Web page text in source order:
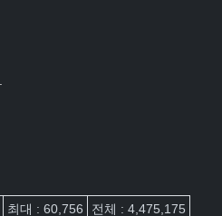
최대 : 60,756 전체 : 4,475,175